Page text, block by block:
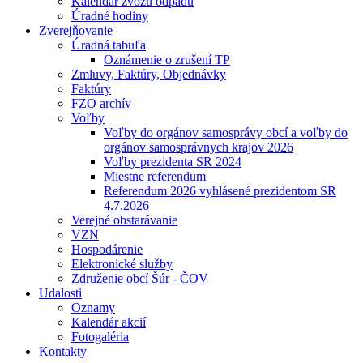
Úradné hodiny
Zverejňovanie
Úradná tabuľa
Oznámenie o zrušení TP
Zmluvy, Faktúry, Objednávky
Faktúry
FZO archív
Voľby
Voľby do orgánov samosprávy obcí a voľby do
orgánov samosprávnych krajov 2026
Voľby prezidenta SR 2024
Miestne referendum
Referendum 2026 vyhlásené prezidentom SR
4.7.2026
Verejné obstarávanie
VZN
Hospodárenie
Elektronické služby
Združenie obcí Šúr - ČOV
Udalosti
Oznamy
Kalendár akcií
Fotogaléria
Kontakty